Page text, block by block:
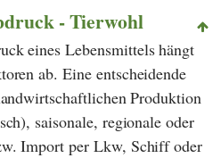
- Tierwohl
eines Lebensmittels hängt
ab. Eine entscheidende
Produktion
saisonale, regionale oder
Import per Lkw, Schiff oder